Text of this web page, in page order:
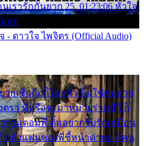
เรารักกันยาก 25. 01:23:06 หัวใจ
อลูก
- ดาวใจ ไพจิตร (Official Audio)
ากเชื่อถือก็ไม่กล้า ติ๋มใช่คนสวย
ตรา พี่หรือจะมาหมายร่วมชีวี ก็
ๆรุมตอมพี่ ติ๋มอยากรับรักเหมือน
กลัวแฟนของพี่ชี้หน้าด่าทอ ก็คน